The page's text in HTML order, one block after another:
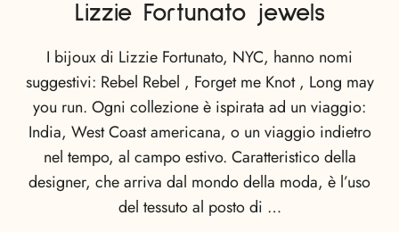
Lizzie Fortunato jewels
I bijoux di Lizzie Fortunato, NYC, hanno nomi
suggestivi: Rebel Rebel , Forget me Knot , Long may
you run. Ogni collezione è ispirata ad un viaggio:
India, West Coast americana, o un viaggio indietro
nel tempo, al campo estivo. Caratteristico della
designer, che arriva dal mondo della moda, è l’uso
del tessuto al posto di …